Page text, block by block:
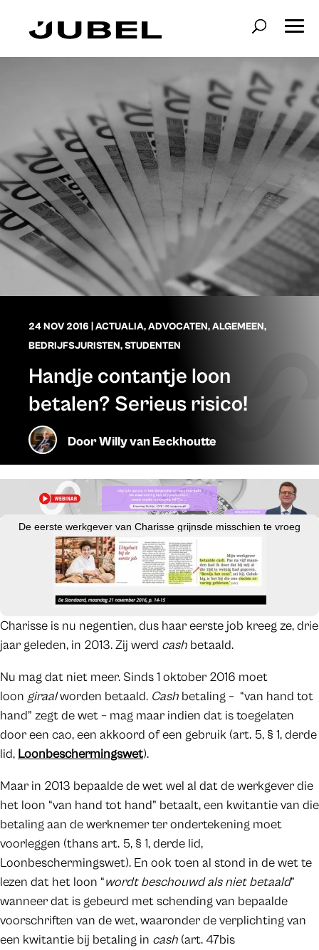
24 NOV 2016 ACTUALIA,ADVOCATEN,ALGEMEEN,
BEDRIJFSJURISTEN,STUDENTEN
Handje contantje loon
betalen? Serieus risico!
DoorWilly van Eeckhoutte
De eerste werkgever van Charisse grijnsde misschien te vroeg
Charisse is nu negentien, dus haar eerste job kreeg ze, drie
jaar geleden, in 2013. Zij werd cash betaald.
Nu mag dat niet meer. Sinds 1 oktober 2016 moet
loon giraalworden betaald. Cash betaling – “van hand tot
hand” zegt de wet – mag maar indien dat is toegelaten
door een cao, een akkoord of een gebruik (art. 5, § 1, derde
lid, Loonbeschermingswet).
Maar in 2013 bepaalde de wet wel al dat de werkgever die
het loon “van hand tot hand” betaalt, een kwitantie van die
betaling aan de werknemer ter ondertekening moet
voorleggen (thans art. 5, § 1, derde lid,
Loonbeschermingswet). En ook toen al stond in de wet te
lezen dat het loon “wordt beschouwd als niet betaald”
wanneer dat is gebeurd met schending van bepaalde
voorschriften van de wet, waaronder de verplichting van
een kwitantie bij betaling in cash (art. 47bis